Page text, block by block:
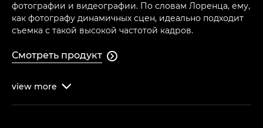
фотографии и видеографии. По словам Лоренца, ему,
как фотографу динамичных сцен, идеально подходит
съемка с такой высокой частотой кадров.
Смотреть продукт 
view more 